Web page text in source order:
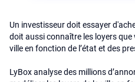
Un investisseur doit essayer
doit aussi connaître les loyers
ville en fonction de l’état et des
LyBox analyse des millions